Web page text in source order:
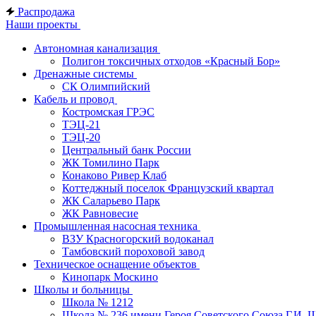
Распродажа
Наши проекты
Автономная канализация
Полигон токсичных отходов «Красный Бор»
Дренажные системы
СК Олимпийский
Кабель и провод
Костромская ГРЭС
ТЭЦ-21
ТЭЦ-20
Центральный банк России
ЖК Томилино Парк
Конаково Ривер Клаб
Коттеджный поселок Французский квартал
ЖК Саларьево Парк
ЖК Равновесие
Промышленная насосная техника
ВЗУ Красногорский водоканал
Тамбовский пороховой завод
Техническое оснащение объектов
Кинопарк Москино
Школы и больницы
Школа № 1212